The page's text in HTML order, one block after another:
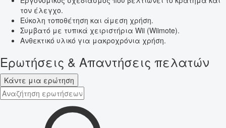
τον έλεγχο.
Εύκολη τοποθέτηση και άμεση χρήση.
Συμβατό με τυπικά χειριστήρια Wii (Wiimote).
Ανθεκτικό υλικό για μακροχρόνια χρήση.
Ερωτήσεις & Απαντήσεις πελατών
Κάντε μια ερώτηση